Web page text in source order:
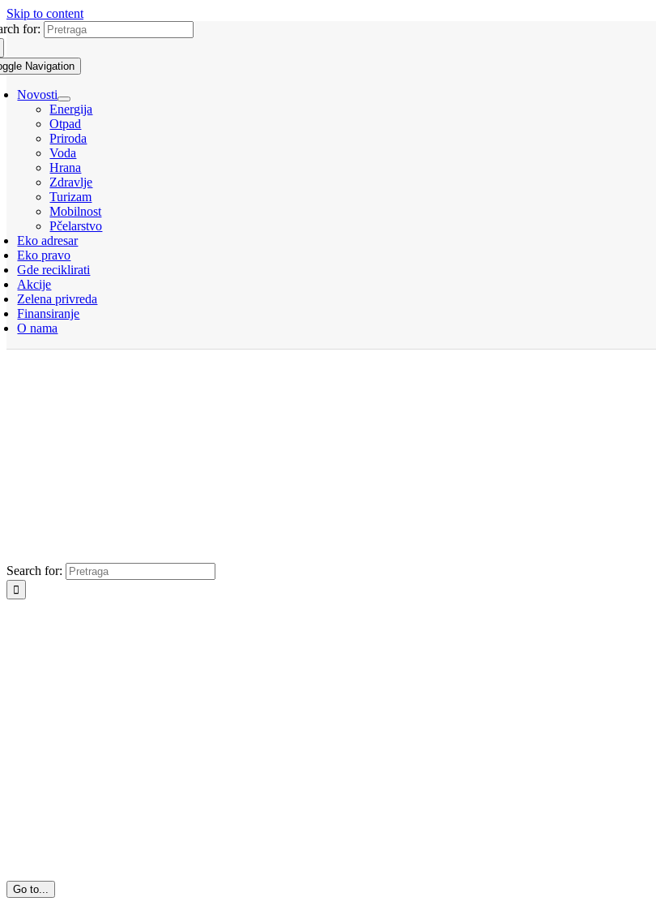
Skip to content
for:
Navigation
Novosti
Energija
Otpad
Priroda
Voda
Hrana
Zdravlje
Turizam
Mobilnost
Pčelarstvo
Eko adresar
Eko pravo
Gde reciklirati
Akcije
Zelena privreda
Finansiranje
O nama
Search for:
Go to...